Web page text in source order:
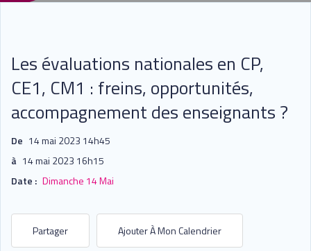
Les évaluations nationales en CP,
CE1, CM1 : freins, opportunités,
accompagnement des enseignants ?
De 14 mai 2023 14h45
à 14 mai 2023 16h15
Date : Dimanche 14 Mai
Partager Ajouter À Mon Calendrier